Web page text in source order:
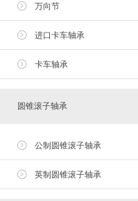
万向节
进口卡车轴承
卡车轴承
圆锥滚子轴承
公制圆锥滚子轴承
英制圆锥滚子轴承